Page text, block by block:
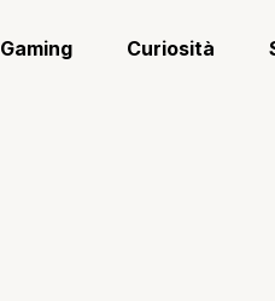
Gaming Curiosità